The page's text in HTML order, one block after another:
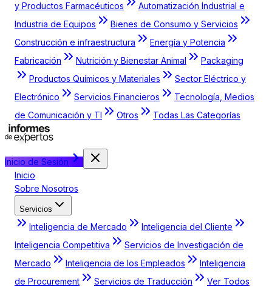
y Productos Farmacéuticos
Automatización Industrial e
Industria de Equipos
Bienes de Consumo y Servicios
Construcción e infraestructura
Energía y Potencia
Fabricación
Nutrición y Bienestar Animal
Packaging
Productos Químicos y Materiales
Sector Eléctrico y
Electrónico
Servicios Financieros
Tecnología, Medios
de Comunicación y TI
Otros Todas Las Categorías
Inicio de Sesión
Inicio
Sobre Nosotros
Servicios
Inteligencia de Mercado
Inteligencia del Cliente
Inteligencia Competitiva
Servicios de Investigación de
Mercado
Inteligencia de los Empleados
Inteligencia
de Procurement
Servicios de Traducción
Ver Todos